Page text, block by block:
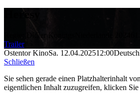
Heresy
Regie: Didier Konings
Trailer
Ostentor KinoSa. 12.04.202512:00
Schließen
Sie sehen gerade einen Platzhalterinhalt von
eigentlichen Inhalt zuzugreifen, klicken